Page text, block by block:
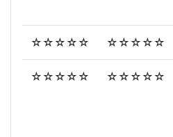
☆☆☆☆☆ ☆☆☆☆☆
☆☆☆☆☆ ☆☆☆☆☆